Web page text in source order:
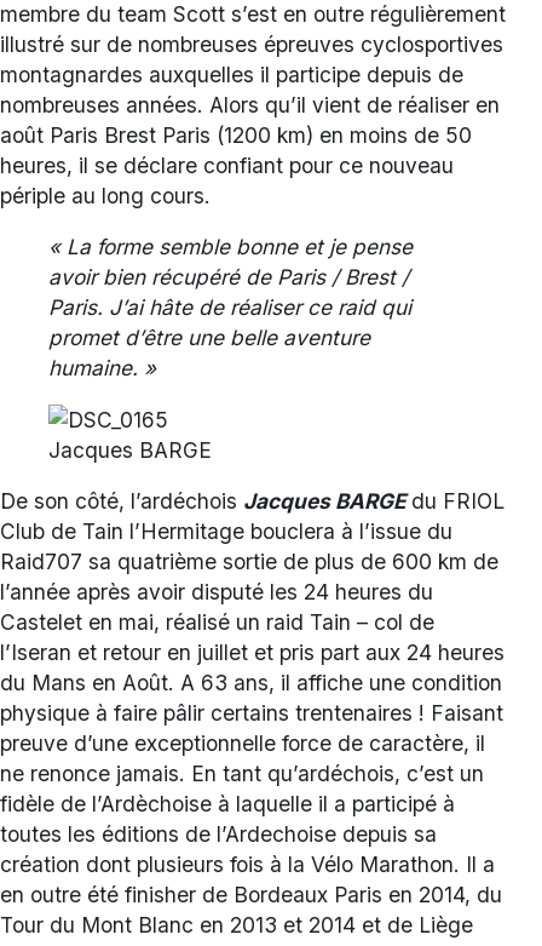
membre du team Scott s’est en outre régulièrement
illustré sur de nombreuses épreuves cyclosportives
montagnardes auxquelles il participe depuis de
nombreuses années. Alors qu’il vient de réaliser en
août Paris Brest Paris (1200 km) en moins de 50
heures, il se déclare confiant pour ce nouveau
périple au long cours.
« La forme semble bonne et je pense
avoir bien récupéré de Paris / Brest /
Paris. J’ai hâte de réaliser ce raid qui
promet d’être une belle aventure
humaine. »
Jacques BARGE
De son côté, l’ardéchois Jacques BARGEdu FRIOL
Club de Tain l’Hermitage bouclera à l’issue du
Raid707 sa quatrième sortie de plus de 600 km de
l’année après avoir disputé les 24 heures du
Castelet en mai, réalisé un raid Tain – col de
l’Iseran et retour en juillet et pris part aux 24 heures
du Mans en Août. A 63 ans, il affiche une condition
physique à faire pâlir certains trentenaires ! Faisant
preuve d’une exceptionnelle force de caractère, il
ne renonce jamais. En tant qu’ardéchois, c’est un
fidèle de l’Ardèchoise à laquelle il a participé à
toutes les éditions de l’Ardechoise depuis sa
création dont plusieurs fois à la Vélo Marathon. Il a
en outre été finisher de Bordeaux Paris en 2014, du
Tour du Mont Blanc en 2013 et 2014 et de Liège